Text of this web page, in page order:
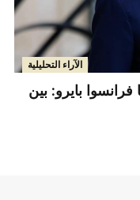
الآراء التحليلية
بايرو: بين